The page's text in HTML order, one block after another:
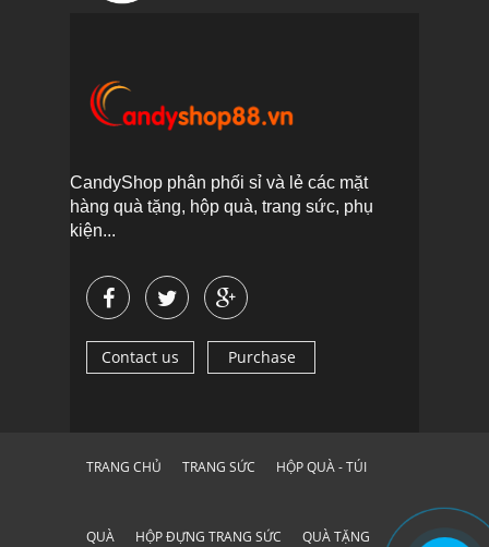
CandyShop phân phối sỉ và lẻ các mặt
hàng quà tặng, hộp quà, trang sức, phụ
kiện...
Contact us Purchase
TRANG CHỦ TRANG SỨC HỘP QUÀ - TÚI
QUÀ HỘP ĐỰNG TRANG SỨC QUÀ TẶNG